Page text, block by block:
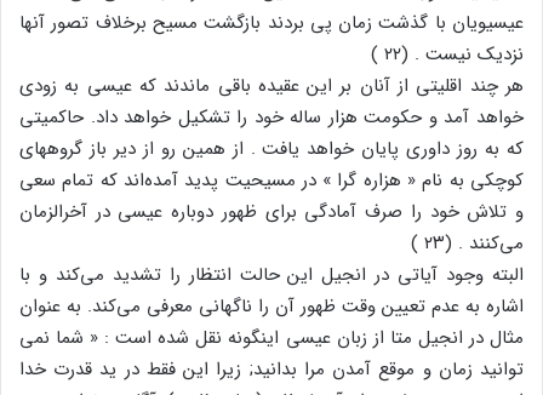
عیسیویان با گذشت زمان پی بردند بازگشت مسیح برخلاف تصور آنها
نزدیک نیست . (۲۲ )
هر چند اقلیتی از آنان بر این عقیده باقی ماندند که عیسی به زودی
خواهد آمد و حکومت هزار ساله خود را تشکیل خواهد داد. حاکمیتی
که به روز داوری پایان خواهد یافت . از همین رو از دیر باز گروههای
کوچکی به نام « هزاره گرا » در مسیحیت پدید آمده‌اند که تمام سعی
و تلاش خود را صرف آمادگی برای ظهور دوباره عیسی در آخرالزمان
می‌کنند . (۲۳ )
البته وجود آیاتی در انجیل این حالت انتظار را تشدید می‌کند و با
اشاره به عدم تعیین وقت ظهور آن را ناگهانی معرفی می‌کند. به عنوان
مثال در انجیل متا از زبان عیسی اینگونه نقل شده است : « شما نمی
توانید زمان و موقع آمدن مرا بدانید; زیرا این فقط در ید قدرت خدا